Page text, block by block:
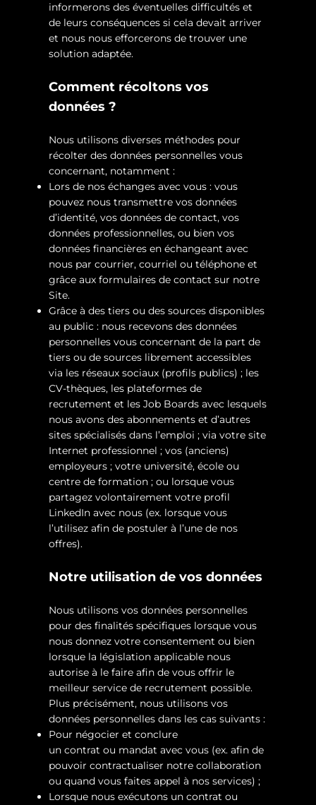
informerons des éventuelles difficultés et
de leurs conséquences si cela devait arriver
et nous nous efforcerons de trouver une
solution adaptée.
Comment récoltons vos
données ?
Nous utilisons diverses méthodes pour
récolter des données personnelles vous
concernant, notamment :
Lors de nos échanges avec vous : vous
pouvez nous transmettre vos données
d’identité, vos données de contact, vos
données professionnelles, ou bien vos
données financières en échangeant avec
nous par courrier, courriel ou téléphone et
grâce aux formulaires de contact sur notre
Site.
Grâce à des tiers ou des sources disponibles
au public : nous recevons des données
personnelles vous concernant de la part de
tiers ou de sources librement accessibles
via les réseaux sociaux (profils publics) ; les
CV-thèques, les plateformes de
recrutement et les Job Boards avec lesquels
nous avons des abonnements et d’autres
sites spécialisés dans l’emploi ; via votre site
Internet professionnel ; vos (anciens)
employeurs ; votre université, école ou
centre de formation ; ou lorsque vous
partagez volontairement votre profil
LinkedIn avec nous (ex. lorsque vous
l’utilisez afin de postuler à l’une de nos
offres).
Notre utilisation de vos données
Nous utilisons vos données personnelles
pour des finalités spécifiques lorsque vous
nous donnez votre consentement ou bien
lorsque la législation applicable nous
autorise à le faire afin de vous offrir le
meilleur service de recrutement possible.
Plus précisément, nous utilisons vos
données personnelles dans les cas suivants :
Pour négocier et conclure
un contrat ou mandat avec vous (ex. afin de
pouvoir contractualiser notre collaboration
ou quand vous faites appel à nos services) ;
Lorsque nous exécutons un contrat ou